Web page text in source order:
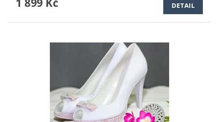
DETAIL